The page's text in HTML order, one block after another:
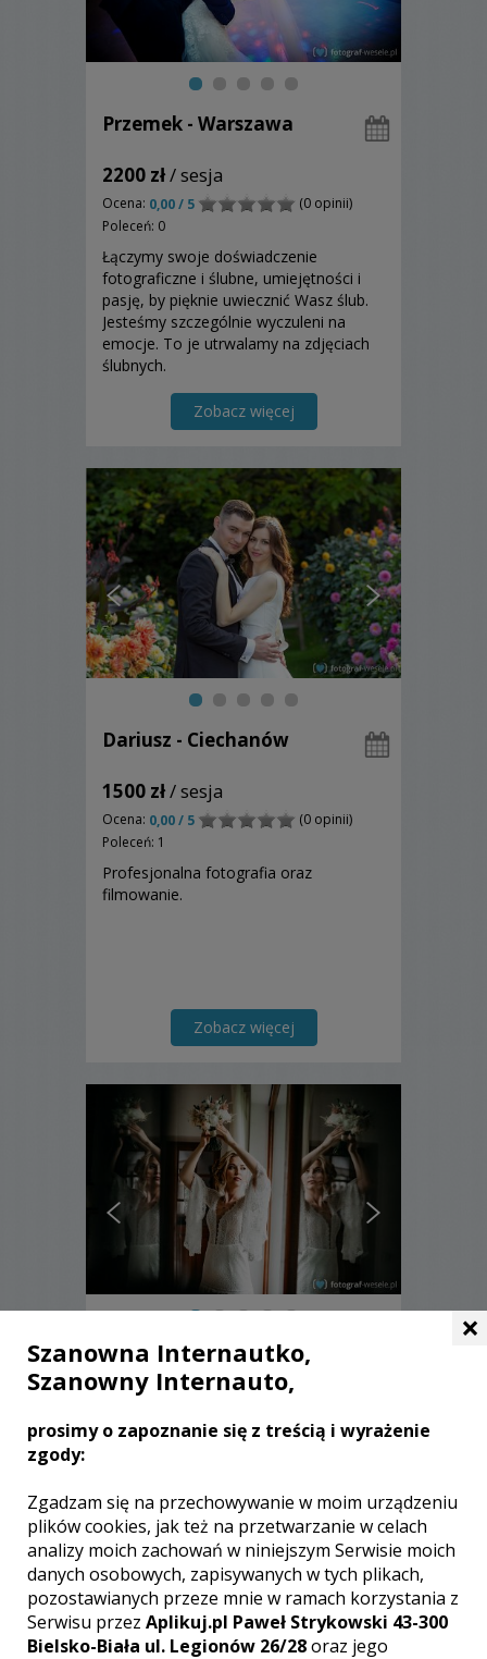
Przemek - Warszawa
2200 zł/ sesja
Ocena: 0,00 / 5
(0 opinii)
Poleceń: 0
Łączymy swoje doświadczenie
fotograficzne i ślubne, umiejętności i
pasję, by pięknie uwiecznić Wasz ślub.
Jesteśmy szczególnie wyczuleni na
emocje. To je utrwalamy na zdjęciach
ślubnych.
Zobacz więcej
Dariusz - Ciechanów
1500 zł/ sesja
Ocena: 0,00 / 5
(0 opinii)
Poleceń: 1
Profesjonalna fotografia oraz
filmowanie.
Zobacz więcej
Marta - Ciechanów
Ocena:0,00 / 5
(0 opinii)
jedno z najważniejszych wydarzeń w
Waszym życiu. Otrzymacie od nas
zdjęcia, które będzie Waszą wspaniałą
historią.
Zobacz więcej
×
Szanowna Internautko,
Szanowny Internauto,
prosimy o zapoznanie się z treścią i wyrażenie
zgody:
Zgadzam się na przechowywanie w moim urządzeniu
plików cookies, jak też na przetwarzanie w celach
analizy moich zachowań w niniejszym Serwisie moich
danych osobowych, zapisywanych w tych plikach,
pozostawianych przeze mnie w ramach korzystania z
Serwisu przez Aplikuj.pl Paweł Strykowski 43-300
Bielsko-Biała ul. Legionów 26/28oraz jego